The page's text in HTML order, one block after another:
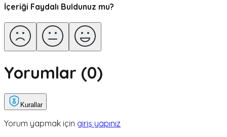
İçeriği Faydalı Buldunuz mu?
Yorumlar (0)
Kurallar
Yorum yapmak için giriş yapınız